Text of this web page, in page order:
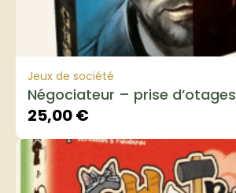
Jeux de société
Négociateur – prise d’otages
25,00€